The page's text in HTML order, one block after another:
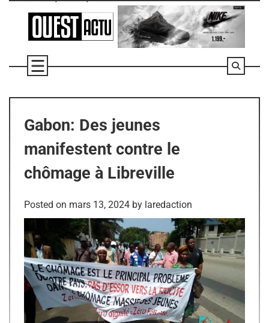
Gabon: Des jeunes
manifestent contre le
chômage à Libreville
Posted on mars 13, 2024 by laredaction